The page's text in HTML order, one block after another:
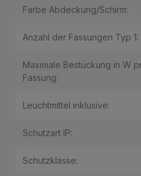
Farbe Abdeckung/Schirm:
Anzahl der Fassungen Typ 1:
Maximale Bestückung in W
Fassung:
Leuchtmittel inklusive:
Schutzart IP:
Schutzklasse: